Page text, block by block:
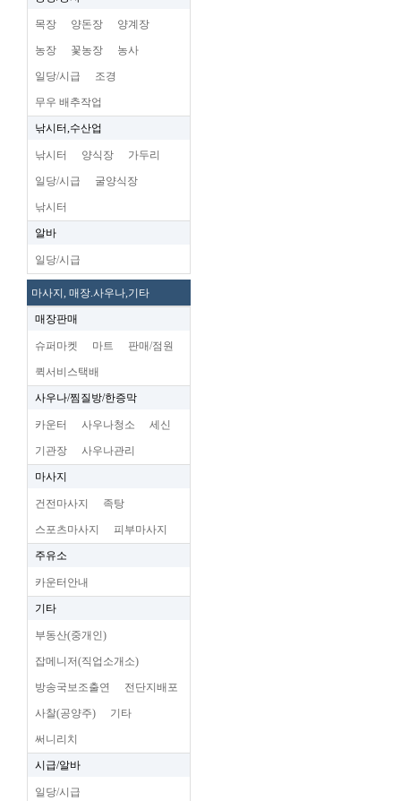
목장 양돈장 양계장
농장 꽃농장 농사
일당/시급 조경
무우 배추작업
낚시터,수산업
낚시터 양식장 가두리
일당/시급 굴양식장
낚시터
알바
일당/시급
마사지, 매장.사우나,기타
매장판매
슈퍼마켓 마트 판매/점원
퀵서비스택배
사우나/찜질방/한증막
카운터 사우나청소 세신
기관장 사우나관리
마사지
건전마사지 족탕
스포츠마사지 피부마사지
주유소
카운터안내
기타
부동산(중개인)
잡메니저(직업소개소)
방송국보조출연 전단지배포
사찰(공양주) 기타
써니리치
시급/알바
일당/시급